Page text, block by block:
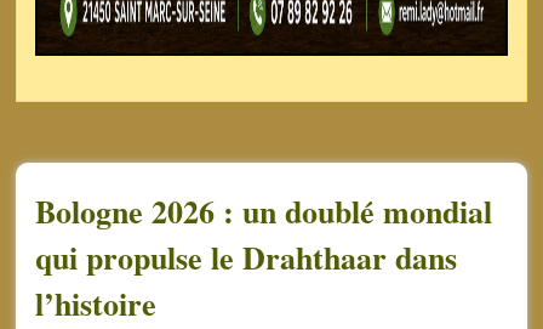
Bologne 2026 : un doublé mondial
qui propulse le Drahthaar dans
l’histoire